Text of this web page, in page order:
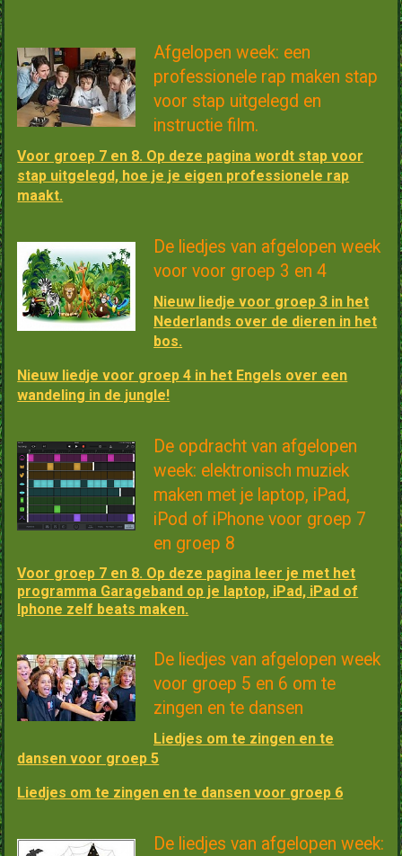
Afgelopen week: een
professionele rap maken stap
voor stap uitgelegd en
instructie film.
Voor groep 7 en 8. Op deze pagina wordt stap voor
stap uitgelegd, hoe je je eigen professionele rap
maakt.
De liedjes van afgelopen week
voor voor groep 3 en 4
Nieuw liedje voor groep 3 in het
Nederlands over de dieren in het
bos.
Nieuw liedje voor groep 4 in het Engels over een
wandeling in de jungle!
De opdracht van afgelopen
week: elektronisch muziek
maken met je laptop, iPad,
iPod of iPhone voor groep 7
en groep 8
Voor groep 7 en 8. Op deze pagina leer je met het
programma Garageband op je laptop, iPad, iPad of
Iphone zelf beats maken.
De liedjes van afgelopen week
voor groep 5 en 6 om te
zingen en te dansen
Liedjes om te zingen en te
dansen voor groep 5
Liedjes om te zingen en te dansen voor groep 6
De liedjes van afgelopen week: